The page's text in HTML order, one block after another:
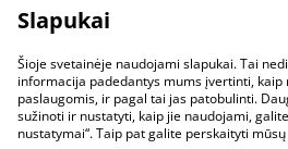
Susisiekite
Slapukai
Šioje svetainėje naudojami slapukai. Tai
informacija padedantys mums įvertinti, kaip
paslaugomis, ir pagal tai jas patobulinti.
sužinoti ir nustatyti, kaip jie naudojami,
nustatymai“. Taip pat galite perskaityti mūsų